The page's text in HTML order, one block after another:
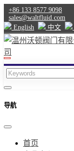
+86 133 8577 9098
sales@waltfluid.com
English
中文
导航
首页